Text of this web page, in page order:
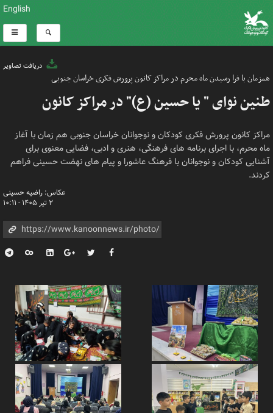
English
دریافت تصاویر
همزمان با فرا رسیدن ماه محرم در مراکز کانون پرورش فکری خراسان جنوبی
طنین نوای " یا حسین (ع)" در مراکز کانون
مراکز کانون پرورش فکری کودکان و نوجوانان خراسان جنوبی هم زمان با آغاز
ماه محرم، با اجرای برنامه های فرهنگی، هنری و ادبی، فضایی معنوی برای
آشنایی کودکان و نوجوانان با فرهنگ عاشورا و پیام های نهضت حسینی فراهم
کردند.
عکاس: راضیه حسینی
۲ تیر ۱۴۰۵ - ۱۰:۱۱